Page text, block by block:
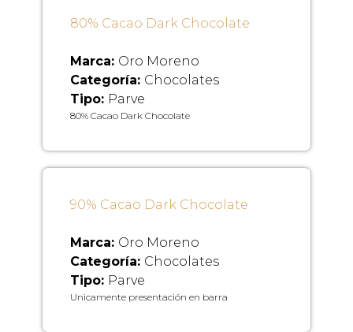
80% Cacao Dark Chocolate
Marca: Oro Moreno
Categoría: Chocolates
Tipo: Parve
80% Cacao Dark Chocolate
90% Cacao Dark Chocolate
Marca: Oro Moreno
Categoría: Chocolates
Tipo: Parve
Unicamente presentación en barra